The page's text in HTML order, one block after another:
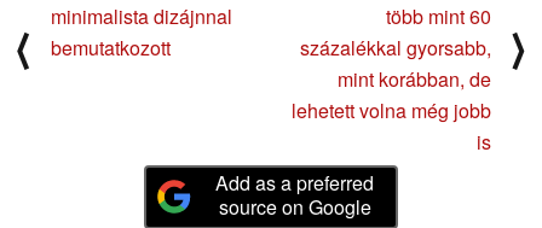
⟨
minimalista dizájnnal
bemutatkozott
több mint 60
százalékkal gyorsabb,
mint korábban, de
lehetett volna még jobb
is
⟩
Add as a preferred
source on Google